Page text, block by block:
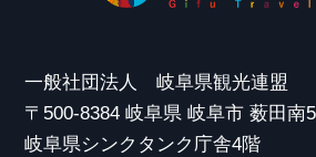
一般社団法人 岐阜県観光連盟
〒500-8384 岐阜県 岐阜市 薮田南
岐阜県シンクタンク庁舎4階